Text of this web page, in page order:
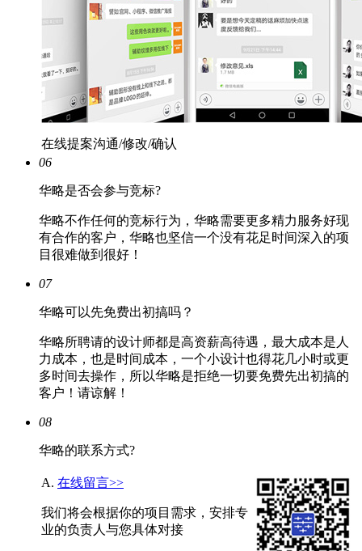
在线提案沟通/修改/确认
06
华略是否会参与竞标?
华略不作任何的竞标行为，华略需要更多精力服务好现
有合作的客户，华略也坚信一个没有花足时间深入的项
目很难做到很好！
07
华略可以先免费出初搞吗？
华略所聘请的设计师都是高资薪高待遇，最大成本是人
力成本，也是时间成本，一个小设计也得花几小时或更
多时间去操作，所以华略是拒绝一切要免费先出初搞的
客户！请谅解！
08
华略的联系方式?
A. 在线留言>>
我们将会根据你的项目需求，安排专
业的负责人与您具体对接